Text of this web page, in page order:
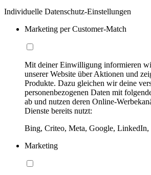
Individuelle Datenschutz-Einstellungen
Marketing per Customer-Match
Mit deiner Einwilligung informieren
unserer Website über Aktionen und
Produkte. Dazu gleichen wir deine
personenbezogenen Daten mit
ab und nutzen deren Online-
Dienste bereits nutzt:
Bing, Criteo, Meta, Google, LinkedIn,
Marketing